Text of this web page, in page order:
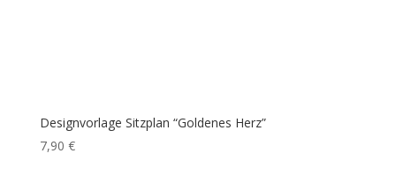
Designvorlage Sitzplan “Goldenes Herz”
7,90 €